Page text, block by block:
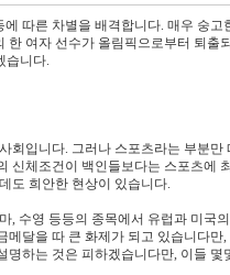
에 따른 차별을 배격합니다. 매우 숭
한 여자 선수가 올림픽으로부터 퇴
습니다.
회입니다. 그러나 스포츠라는 부분
신체조건이 백인들보다는 스포츠에
도 희안한 현상이 있습니다.
, 수영 등등의 종목에서 유럽과 미국
메달을 따 큰 화제가 되고 있습니다
명하는 것은 피하겠습니다만, 이들